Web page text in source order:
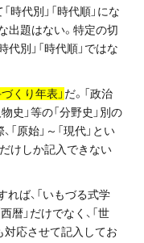
時代別」「時代順」にな
出題はない。特定の切
代別」「時代順」ではな
づくり年表」 だ。「政治
物史」等の「分野史」別の
「原始」～「現代」とい
だけしか記入できない
れば、「いもづる式学
暦」だけでなく、「世
対応させて記入してお